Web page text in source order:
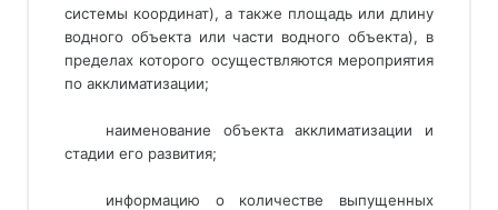
системы координат), а также площадь или длину
водного объекта или части водного объекта), в
пределах которого осуществляются мероприятия
по акклиматизации;
наименование объекта акклиматизации и
стадии его развития;
информацию о количестве выпущенных